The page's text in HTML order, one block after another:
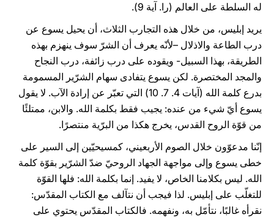
له السلطة على العالم (را. آية 9).
يريد إبليس، من خلال هذه التجارب الثلاث، أن يحيل يسوع عن
درب الطاعة والاذلال –لأنّه يعرف أن الشرّ سوف ينهزم بهذه
الطريقة، بهذا السبيل- ويقوده على درب زائفة، درب النجاح
والمجد المختصرة. لكن يسوع يتفادى سهام الشرّير المسمومة
بدرع كلمة الله (آيات 4. 7. 10) التي تعبّر عن إرادة الآب. لا يقول
يسوع أيّ شيء من عنده: يجيب فقط بكلمة الله. والابن، ممتلئًا
من قوّة الروح القدس، يخرج هكذا من البرّية منتصرًا.
إنّنا مدعوّون خلال الصوم الأربعيني، كمسيحيّين إلى السير على
خطى يسوع وإلى مواجهة الجهاد الروحيّ ضدّ الشرّير بقوّة كلمة
الله. ليس بكلامنا الخاص، لا يفيد. إنما بكلمة الله: فلها القوّة
للتغلّب على إبليس. لذا فيجب أن نتآلف مع الكتاب المقدّس:
نقرأه غالبًا، نتأمّل به، ونفهمه. فالكتاب المقدّس يحتوي على